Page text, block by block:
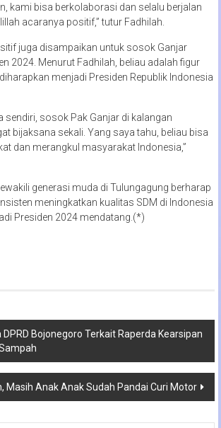
kami bisa berkolaborasi dan selalu berjalan
acaranya positif,” tutur Fadhilah.
juga disampaikan untuk sosok Ganjar
2024. Menurut Fadhilah, beliau adalah figur
menjadi Presiden Republik Indonesia
sendiri, sosok Pak Ganjar di kalangan
bijaksana sekali. Yang saya tahu, beliau bisa
dan merangkul masyarakat Indonesia,”
generasi muda di Tulungagung berharap
meningkatkan kualitas SDM di Indonesia
Presiden 2024 mendatang.(*)
DPRD Bojonegoro Terkait Raperda Kearsipan
Masih Anak Anak Sudah Pandai Curi Motor